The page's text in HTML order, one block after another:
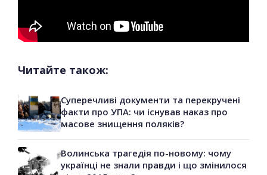
Читайте також:
Суперечливі документи та перекручені
факти про УПА: чи існував наказ про
масове знищення поляків?
Волинська трагедія по-новому: чому
українці не знали правди і що змінилося